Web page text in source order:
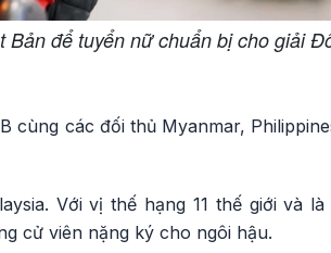
để tuyển nữ chuẩn bị cho giải
cùng các đối thủ Myanmar,
Với vị thế hạng 11 thế giới và là
cử viên nặng ký cho ngôi hậu.